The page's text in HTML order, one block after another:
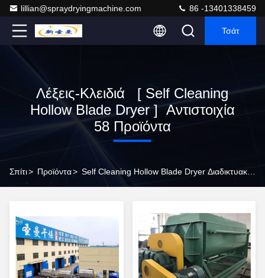
lillian@spraydryingmachine.com 86 -13401338459
Τσάτ
Λέξεις-Κλειδιά [ Self Cleaning
Hollow Blade Dryer ] Αντιστοιχία
58 Προϊόντα
Σπίτι> Προϊόντα>